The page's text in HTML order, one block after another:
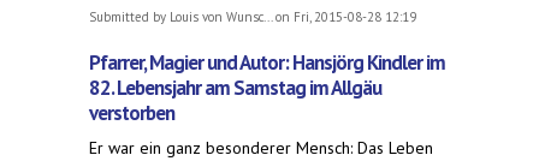
Submitted by Louis von Wunsc...on Fri, 2015-08-28 12:19
Pfarrer, Magier und Autor: Hansjörg Kindler im
82. Lebensjahr am Samstag im Allgäu
verstorben
Er war ein ganz besonderer Mensch: Das Leben